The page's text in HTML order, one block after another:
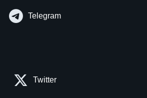
Telegram
Twitter